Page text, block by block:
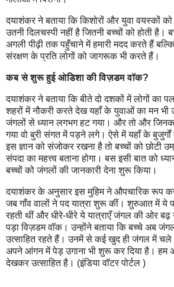
दयाशंकर ने बताया कि किशोरों और युवा वयस्कों
उतनी दिलचस्पी नहीं है जितनी बच्चों को होती है।
अगली पीढ़ी तक पहुँचाने में हमारी मदद करते हैं
संरक्षण के प्रति लोगों को जागरूक भी करते हैं।
कब से शुरू हुई ओडिशा की विज़डम वॉक?
दयाशंकर ने बताया कि बीते दो दशकों में लोगों का
शहरों में नौकरी करते देख यहाँ के युवाओं का मन भी
जंगलों से ध्‍यान लगभग हट गया। और तो और
गया वो बुरी संगत में पड़ने लगे। ऐसे में यहाँ के
इस ज्ञान को संजोकर रखना है तो बच्चों को छोटी
संपदा का महत्त्व बताना होगा। बस इसी बात को
बच्चों को जंगलों की जानकारी देना शुरू किया।
दयाशंकर के अनुसार इस मुहिम ने औपचारिक रूप
जब गाँव वालों ने पद यात्रा शुरू कीं। शुरुआत में ये
रहती थीं और धीरे-धीरे ये यात्राएँ जंगल की ओर
पड़ा विज़डम वॉक। उन्होंने बताया कि बच्चे अब
उत्साहित रहते हैं। उनमें से कई खुद ही जंगल में
अपने आंगन में पेड़ उगाना भी शुरू कर दिया है। हम
देखकर उत्साहित है। (इंडिया वॉटर पोर्टल )